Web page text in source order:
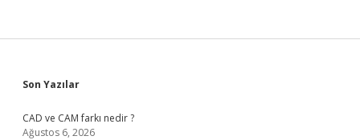
Sidebar
Son Yazılar
CAD ve CAM farkı nedir ?
Ağustos 6, 2026